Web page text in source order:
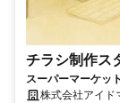
チラシ制作ス
スーパーマーケッ
経験者OK！イチ
株式会社アイ